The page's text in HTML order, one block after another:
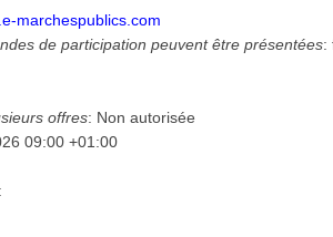
marchespublics.com
de participation peuvent être présentées:
offres: Non autorisée
09:00 +01:00
: